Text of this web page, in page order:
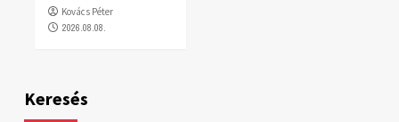
Kovács Péter
2026.08.08.
Keresés